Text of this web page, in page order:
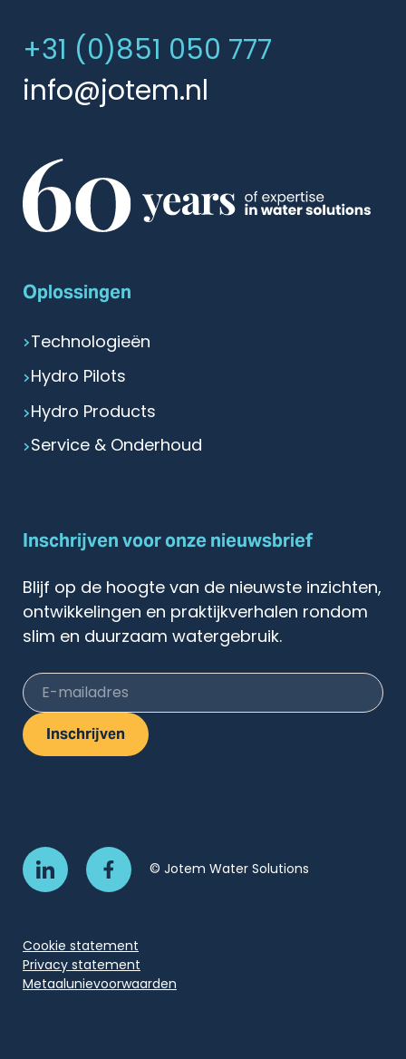
+31 (0)851 050 777
info@jotem.nl
Oplossingen
Technologieën
Hydro Pilots
Hydro Products
Service & Onderhoud
Inschrijven voor onze nieuwsbrief
Blijf op de hoogte van de nieuwste inzichten,
ontwikkelingen en praktijkverhalen rondom
slim en duurzaam watergebruik.
E-mailadres
Inschrijven
© Jotem Water Solutions
Cookie statement
Privacy statement
Metaalunievoorwaarden